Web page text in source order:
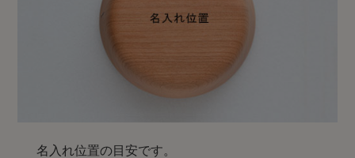
名入れ位置の目安です。